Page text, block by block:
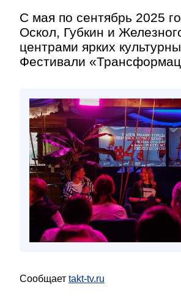
С мая по сентябрь 2025
Оскол, Губкин и
центрами ярких
Фестивали
Сообщает takt-tv.ru